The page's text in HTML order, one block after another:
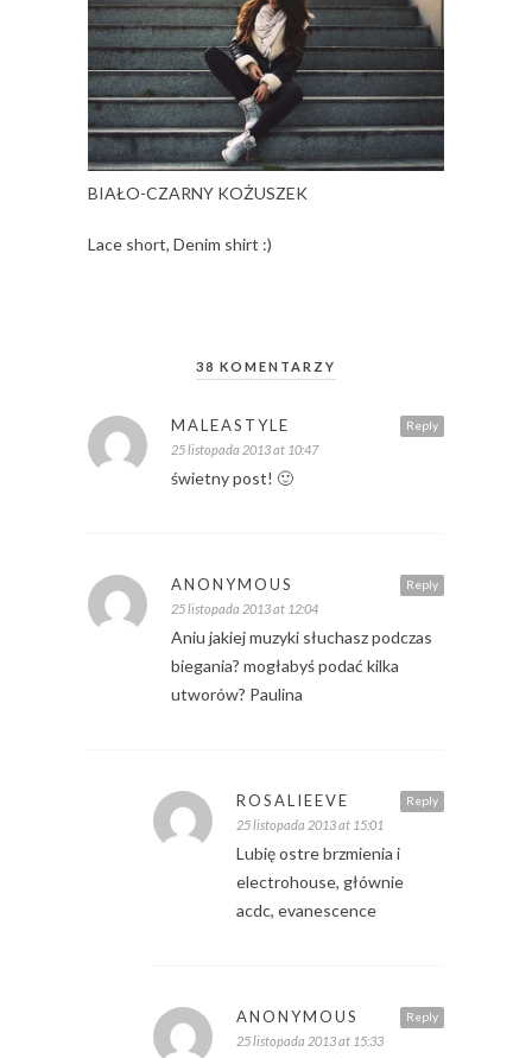
BIAŁO-CZARNY KOŻUSZEK
Lace short, Denim shirt :)
38 KOMENTARZY
Reply
MALEASTYLE
25 listopada 2013 at 10:47
świetny post! 🙂
Reply
ANONYMOUS
25 listopada 2013 at 12:04
Aniu jakiej muzyki słuchasz podczas
biegania? mogłabyś podać kilka
utworów? Paulina
Reply
ROSALIEEVE
25 listopada 2013 at 15:01
Lubię ostre brzmienia i
electrohouse, głównie
acdc, evanescence
Reply
ANONYMOUS
25 listopada 2013 at 15:33